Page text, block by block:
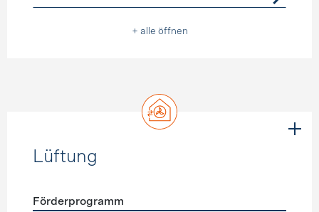
+ alle öffnen
Lüftung
Förderprogramm